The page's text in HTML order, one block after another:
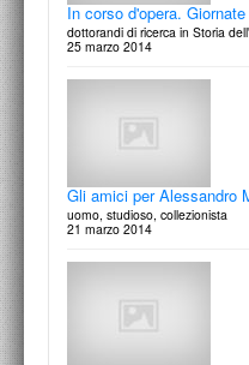
In corso d'opera.
dottorandi di ricerca in Storia
25 marzo 2014
Gli amici per Alessandro
uomo, studioso, collezionista
21 marzo 2014